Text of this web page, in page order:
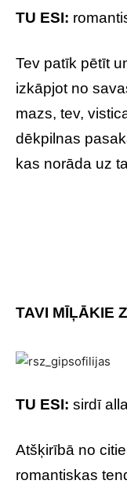
TU ESI:
Tev patīk pētīt
izkāpjot no
mazs, tev,
dēkpilnas
kas norāda uz
TAVI MĪĻĀKIE
TU ESI: sirdī
Atšķirībā no
romantiskas